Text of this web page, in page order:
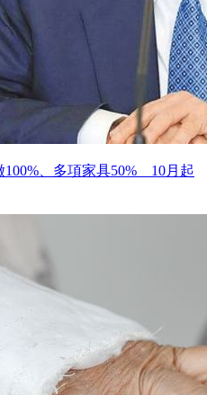
100%、多項家具50% 10月起